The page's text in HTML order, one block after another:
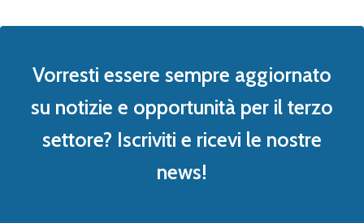
Vorresti essere sempre aggiornato
su notizie e opportunità per il terzo
settore? Iscriviti e ricevi le nostre
news!